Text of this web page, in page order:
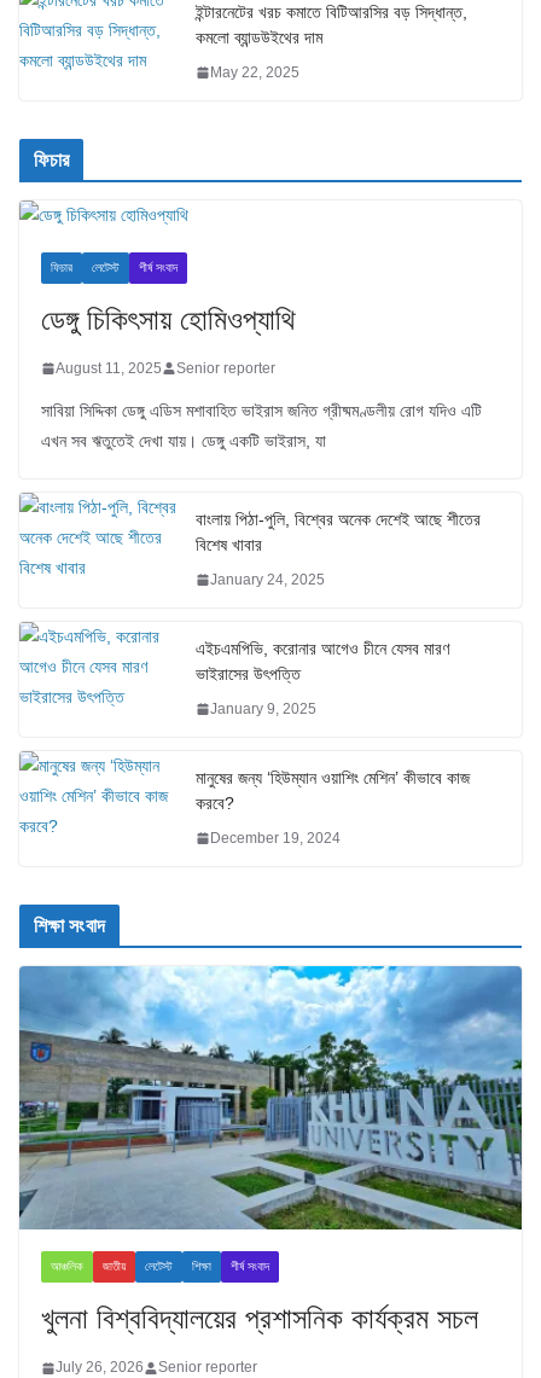
ইন্টারনেটের খরচ কমাতে বিটিআরসির বড় সিদ্ধান্ত,
কমলো ব্যান্ডউইথের দাম
May 22, 2025
ফিচার
ফিচার লেটেস্ট শীর্ষ সংবাদ
ডেঙ্গু চিকিৎসায় হোমিওপ্যাথি
August 11, 2025 Senior reporter
সাবিয়া সিদ্দিকা ডেঙ্গু এডিস মশাবাহিত ভাইরাস জনিত গ্রীষ্মমণ্ডলীয় রোগ যদিও এটি
এখন সব ঋতুতেই দেখা যায়। ডেঙ্গু একটি ভাইরাস, যা
বাংলায় পিঠা-পুলি, বিশ্বের অনেক দেশেই আছে শীতের
বিশেষ খাবার
January 24, 2025
এইচএমপিভি, করোনার আগেও চীনে যেসব মারণ
ভাইরাসের উৎপত্তি
January 9, 2025
মানুষের জন্য ‘হিউম্যান ওয়াশিং মেশিন’ কীভাবে কাজ
করবে?
December 19, 2024
শিক্ষা সংবাদ
আঞ্চলিক জাতীয় লেটেস্ট শিক্ষা শীর্ষ সংবাদ
খুলনা বিশ্ববিদ্যালয়ের প্রশাসনিক কার্যক্রম সচল
July 26, 2026 Senior reporter